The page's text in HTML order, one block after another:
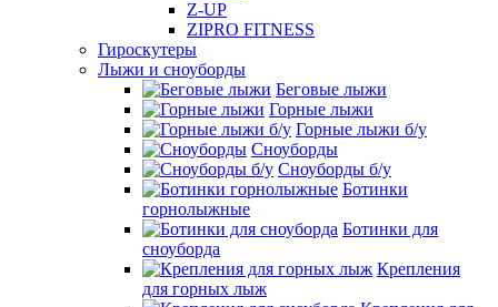
Z-UP
ZIPRO FITNESS
Гироскутеры
Лыжи и сноуборды
Беговые лыжи
Горные лыжи
Горные лыжи б/у
Сноуборды
Сноуборды б/у
Ботинки
горнолыжные
Ботинки для
сноуборда
Крепления
для горных лыж